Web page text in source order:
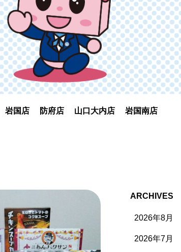
岩国店 防府店 山口大内店
岩国南店
ARCHIVES
2026年8月
2026年7月